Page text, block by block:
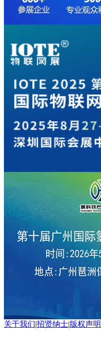
关于我们|招贤纳士|版权声明